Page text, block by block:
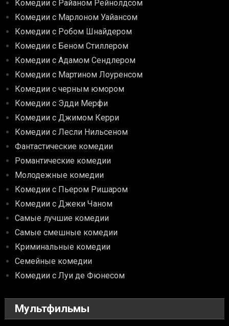
Комедии с Райаном Рейнолдсом
Комедии с Марлоном Уайансом
Комедии с Робом Шнайдером
Комедии с Беном Стиллером
Комедии с Адамом Сендлером
Комедии с Мартином Лоуренсом
Комедии с черным юмором
Комедии с Эдди Мерфи
Комедии с Джимом Керри
Комедии с Лесли Нильсеном
Фантастические комедии
Романтические комедии
Молодежные комедии
Комедии с Пьером Ришаром
Комедии с Джеки Чаном
Самые лучшие комедии
Самые смешные комедии
Криминальные комедии
Семейные комедии
Комедии с Луи де Фюнесом
Мультфильмы